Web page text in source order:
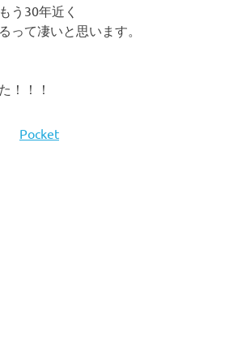
う30年近く
って凄いと思います。
！！！
Pocket